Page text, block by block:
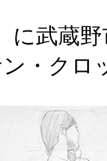
に武蔵
・クロ